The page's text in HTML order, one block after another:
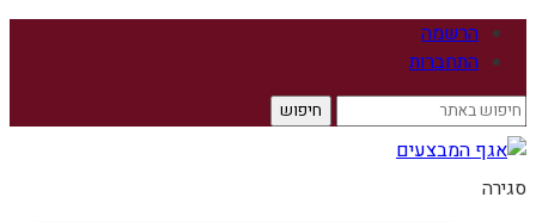
הרשמה
התחברות
סגירה